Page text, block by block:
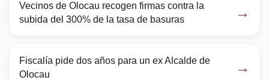
Vecinos de Olocau recogen firmas contra la
subida del 300% de la tasa de basuras
→
Fiscalía pide dos años para un ex Alcalde de
Olocau
→